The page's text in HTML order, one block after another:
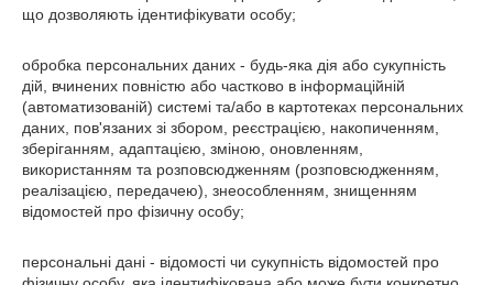
що дозволяють ідентифікувати особу;
обробка персональних даних - будь-яка дія або сукупність
дій, вчинених повністю або частково в інформаційній
(автоматизованій) системі та/або в картотеках персональних
даних, пов'язаних зі збором, реєстрацією, накопиченням,
зберіганням, адаптацією, зміною, оновленням,
використанням та розповсюдженням (розповсюдженням,
реалізацією, передачею), знеособленням, знищенням
відомостей про фізичну особу;
персональні дані - відомості чи сукупність відомостей про